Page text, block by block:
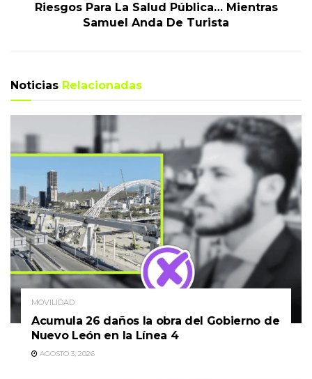
Riesgos Para La Salud Pública… Mientras
Samuel Anda De Turista
Noticias Relacionadas
MOVILIDAD
Acumula 26 daños la obra del Gobierno de
Nuevo León en la Línea 4
AGOSTO 3, 2026